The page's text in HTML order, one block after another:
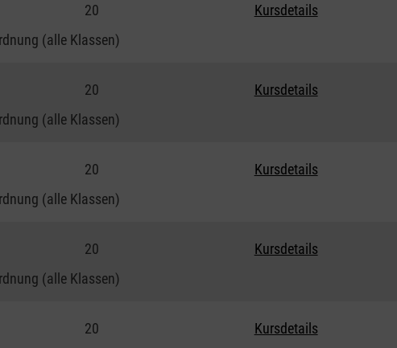
20 Kursdetails
(alle Klassen)
20 Kursdetails
(alle Klassen)
20 Kursdetails
(alle Klassen)
20 Kursdetails
(alle Klassen)
20 Kursdetails